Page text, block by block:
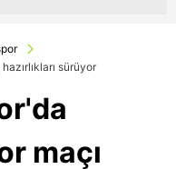
sürüyor
maçı